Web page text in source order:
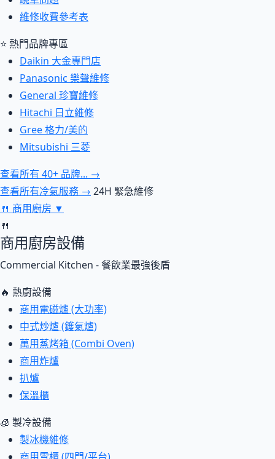
維修收費參考表
⭐ 熱門品牌專區
Daikin 大金專門店
Panasonic 樂聲維修
General 珍寶維修
Hitachi 日立維修
Gree 格力/美的
Mitsubishi 三菱
查看所有 40+ 品牌... →
查看所有冷氣服務 → 24H 緊急維修
🍴 商用廚房 ▼
🍴
商用廚房設備
Commercial Kitchen - 餐飲業最強後盾
🔥 熱廚設備
商用電磁爐 (大功率)
中式炒爐 (鑊氣爐)
萬用蒸烤箱 (Combi Oven)
商用炸爐
扒爐
保溫櫃
🧊 製冷設備
製冰機維修